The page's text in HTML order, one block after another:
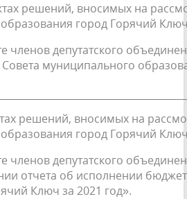
решений, вносимых на
город Горячий
членов депутатского
муниципального
решений, вносимых на
город Горячий
членов депутатского
отчета об исполнении
Ключ за 2021 год».